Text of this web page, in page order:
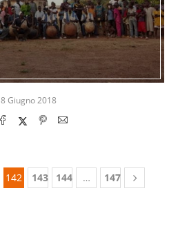
8 Giugno 2018
142 143 144 … 147